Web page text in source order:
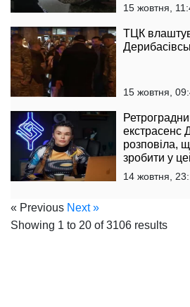
15 жовтня,
ТЦК
15 жовтня,
екстрасенс
розповіла,
зробити у
14 жовтня,
« Previous Next »
Showing 1 to 20 of3106 results